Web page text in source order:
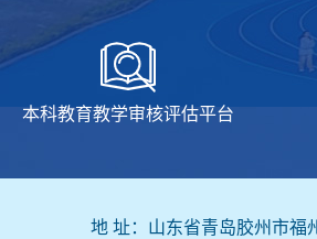
本科教育教学审核评估平台
地 址：山东省青岛胶州市福